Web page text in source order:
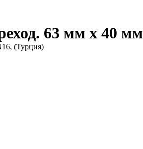
63 мм х 40
(Турция)